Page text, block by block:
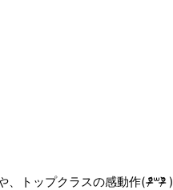
トップクラスの感動作( ᵒ̴̶̷᷄꒳ᵒ̴̶̷᷅ )